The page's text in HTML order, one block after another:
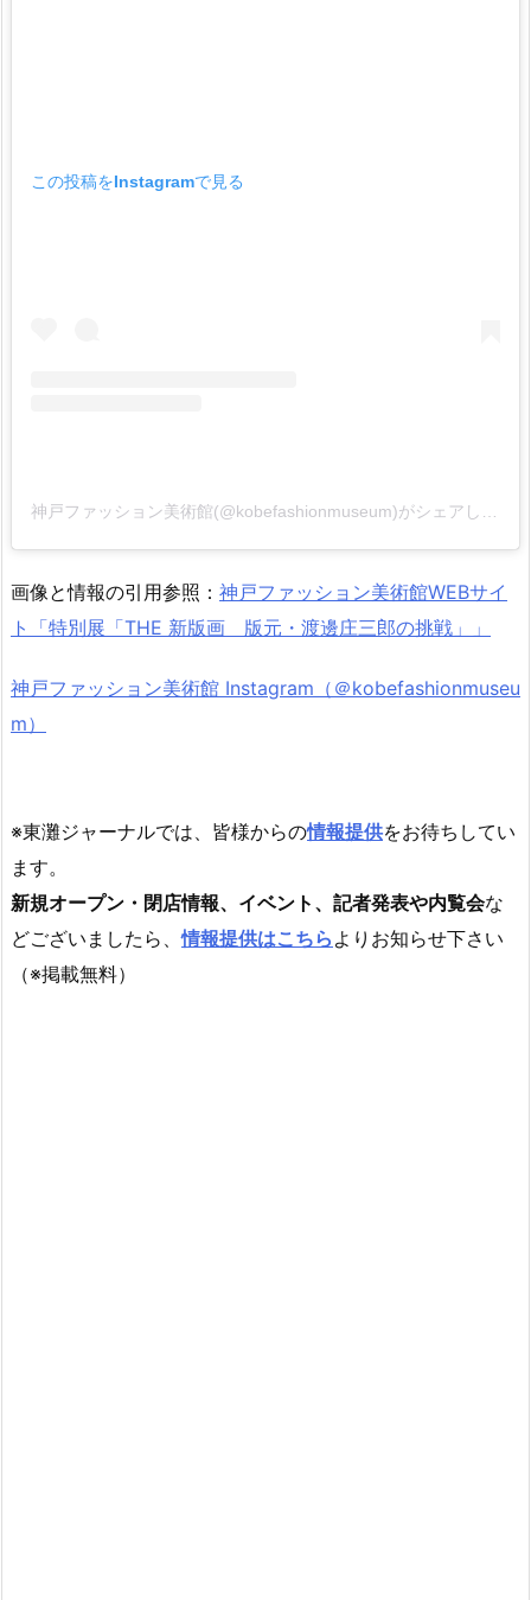
この投稿をInstagramで見る
画像と情報の引用参照： 神戸ファッション美術館WEBサイ
ト「特別展「THE 新版画 版元・渡邊庄三郎の挑戦」」
神戸ファッション美術館 Instagram（＠kobefashionmuseu
m）
※東灘ジャーナルでは、皆様からの情報提供をお待ちしてい
ます。
新規オープン・閉店情報、イベント、記者発表や内覧会な
どございましたら、情報提供はこちら よりお知らせ下さい
（※掲載無料）